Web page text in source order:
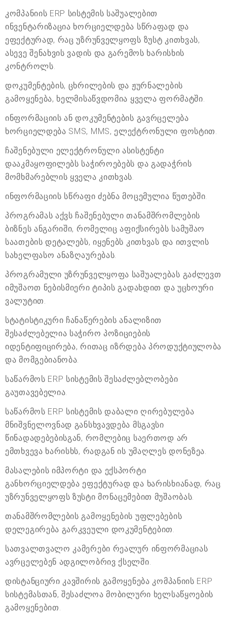
კომპანიის ERP სისტემის საშუალებით
ინვენტარიზაცია ხორციელდება სწრაფად და
ეფექტურად, რაც უზრუნველყოფს ზუსტ კითხვას,
ასევე შენახვის ვადის და გარემოს ხარისხის
კონტროლს.
დოკუმენტების, ცხრილების და ჟურნალების
გამოყენება, ხელმისაწვდომია ყველა ფორმატში.
ინფორმაციის ან დოკუმენტების გავრცელება
ხორციელდება SMS, MMS, ელექტრონული ფოსტით.
ჩაშენებული ელექტრონული ასისტენტი
დააკმაყოფილებს საჭიროებებს და გადაჭრის
მომხმარებლის ყველა კითხვას.
ინფორმაციის სწრაფი ძებნა მოცემულია წუთებში.
პროგრამას აქვს ჩაშენებული თანამშრომლების
ბიზნეს ანგარიში, რომელიც აფიქსირებს სამუშაო
საათების დეტალებს, იყენებს კითხვას და ითვლის
სახელფასო ანაზღაურებას.
პროგრამული უზრუნველყოფა საშუალებას გაძლევთ
იმუშაოთ ნებისმიერი ტიპის გადახდით და უცხოური
ვალუტით.
სტატისტიკური ჩანაწერების ანალიზით
შესაძლებელია საჭირო პოზიციების
იდენტიფიცირება, რითაც იზრდება პროდუქტიულობა
და მომგებიანობა.
საწარმოს ERP სისტემის შესაძლებლობები
გაუთავებელია.
საწარმოს ERP სისტემის დაბალი ღირებულება
მნიშვნელოვნად განსხვავდება მსგავსი
წინადადებებისგან, რომლებიც საერთოდ არ
ემთხვევა ხარისხს, რადგან ის უმაღლეს დონეზეა.
მასალების იმპორტი და ექსპორტი
განხორციელდება ეფექტურად და ხარისხიანად, რაც
უზრუნველყოფს ზუსტი მონაცემებით მუშაობას.
თანამშრომლების გამოყენების უფლებების
დელეგირება გარკვეული დოკუმენტებით.
სათვალთვალო კამერები რეალურ ინფორმაციას
ავრცელებენ ადგილობრივ ქსელში.
დისტანციური კავშირის გამოყენება კომპანიის ERP
სისტემასთან, შესაძლოა მობილური ხელსაწყოების
გამოყენებით.